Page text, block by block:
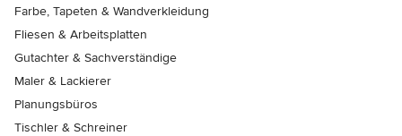
Farbe, Tapeten & Wandverkleidung
Fliesen & Arbeitsplatten
Gutachter & Sachverständige
Maler & Lackierer
Planungsbüros
Tischler & Schreiner